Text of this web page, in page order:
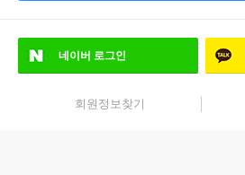
네이버 로그인
회원정보찾기